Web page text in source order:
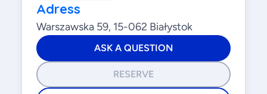
Adress
Warszawska 59, 15-062 Białystok
ASK A QUESTION
RESERVE